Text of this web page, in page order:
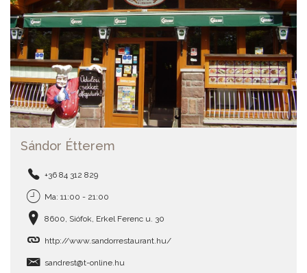
Sándor Étterem
+36 84 312 829
Ma: 11:00 - 21:00
8600, Siófok, Erkel Ferenc u. 30
http://www.sandorrestaurant.hu/
sandrest@t-online.hu